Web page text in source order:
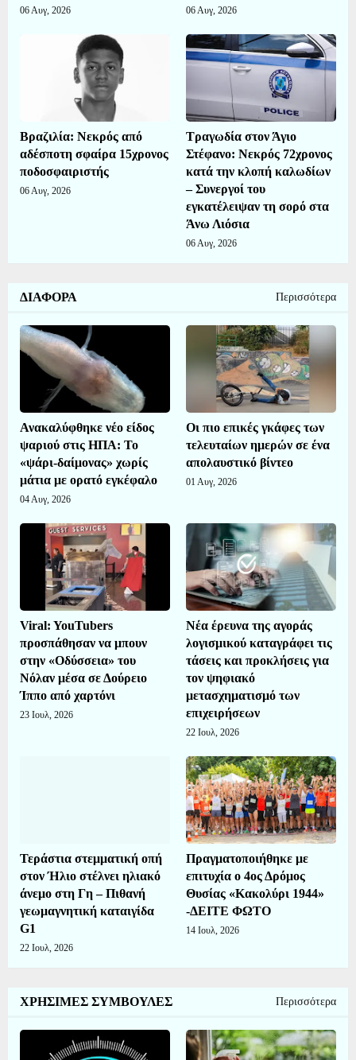
06 Αυγ, 2026 06 Αυγ, 2026
Βραζιλία: Νεκρός από
αδέσποτη σφαίρα 15χρονος
ποδοσφαιριστής
06 Αυγ, 2026
Τραγωδία στον Άγιο
Στέφανο: Νεκρός 72χρονος
κατά την κλοπή καλωδίων
– Συνεργοί του
εγκατέλειψαν τη σορό στα
Άνω Λιόσια
06 Αυγ, 2026
ΔΙΑΦΟΡΑ Περισσότερα
Ανακαλύφθηκε νέο είδος
ψαριού στις ΗΠΑ: Το
«ψάρι-δαίμονας» χωρίς
μάτια με ορατό εγκέφαλο
04 Αυγ, 2026
Οι πιο επικές γκάφες των
τελευταίων ημερών σε ένα
απολαυστικό βίντεο
01 Αυγ, 2026
Viral: YouTubers
προσπάθησαν να μπουν
στην «Οδύσσεια» του
Νόλαν μέσα σε Δούρειο
Ίππο από χαρτόνι
23 Ιουλ, 2026
Νέα έρευνα της αγοράς
λογισμικού καταγράφει τις
τάσεις και προκλήσεις για
τον ψηφιακό
μετασχηματισμό των
επιχειρήσεων
22 Ιουλ, 2026
Τεράστια στεμματική οπή
στον Ήλιο στέλνει ηλιακό
άνεμο στη Γη – Πιθανή
γεωμαγνητική καταιγίδα
G1
22 Ιουλ, 2026
Πραγματοποιήθηκε με
επιτυχία ο 4ος Δρόμος
Θυσίας «Κακολύρι 1944»
-ΔΕΙΤΕ ΦΩΤΟ
14 Ιουλ, 2026
ΧΡΗΣΙΜΕΣ ΣΥΜΒΟΥΛΕΣ Περισσότερα